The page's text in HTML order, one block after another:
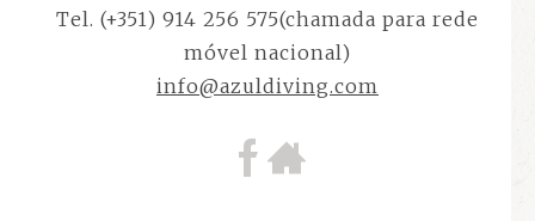
Tel. (+351) 914 256 575(chamada para rede
móvel nacional)
info@azuldiving.com